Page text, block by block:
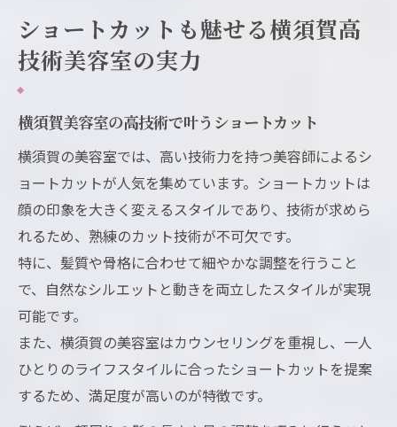
ショートカットも魅せる横須賀高
技術美容室の実力
横須賀美容室の高技術で叶うショートカット
横須賀の美容室では、高い技術力を持つ美容師によるシ
ョートカットが人気を集めています。ショートカットは
顔の印象を大きく変えるスタイルであり、技術が求めら
れるため、熟練のカット技術が不可欠です。
特に、髪質や骨格に合わせて細やかな調整を行うこと
で、自然なシルエットと動きを両立したスタイルが実現
可能です。
また、横須賀の美容室はカウンセリングを重視し、一人
ひとりのライフスタイルに合ったショートカットを提案
するため、満足度が高いのが特徴です。